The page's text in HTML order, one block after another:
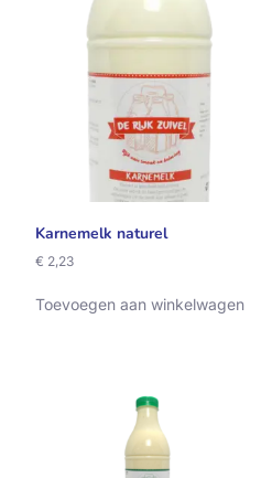
Karnemelk naturel
€ 2,23
Toevoegen aan winkelwagen